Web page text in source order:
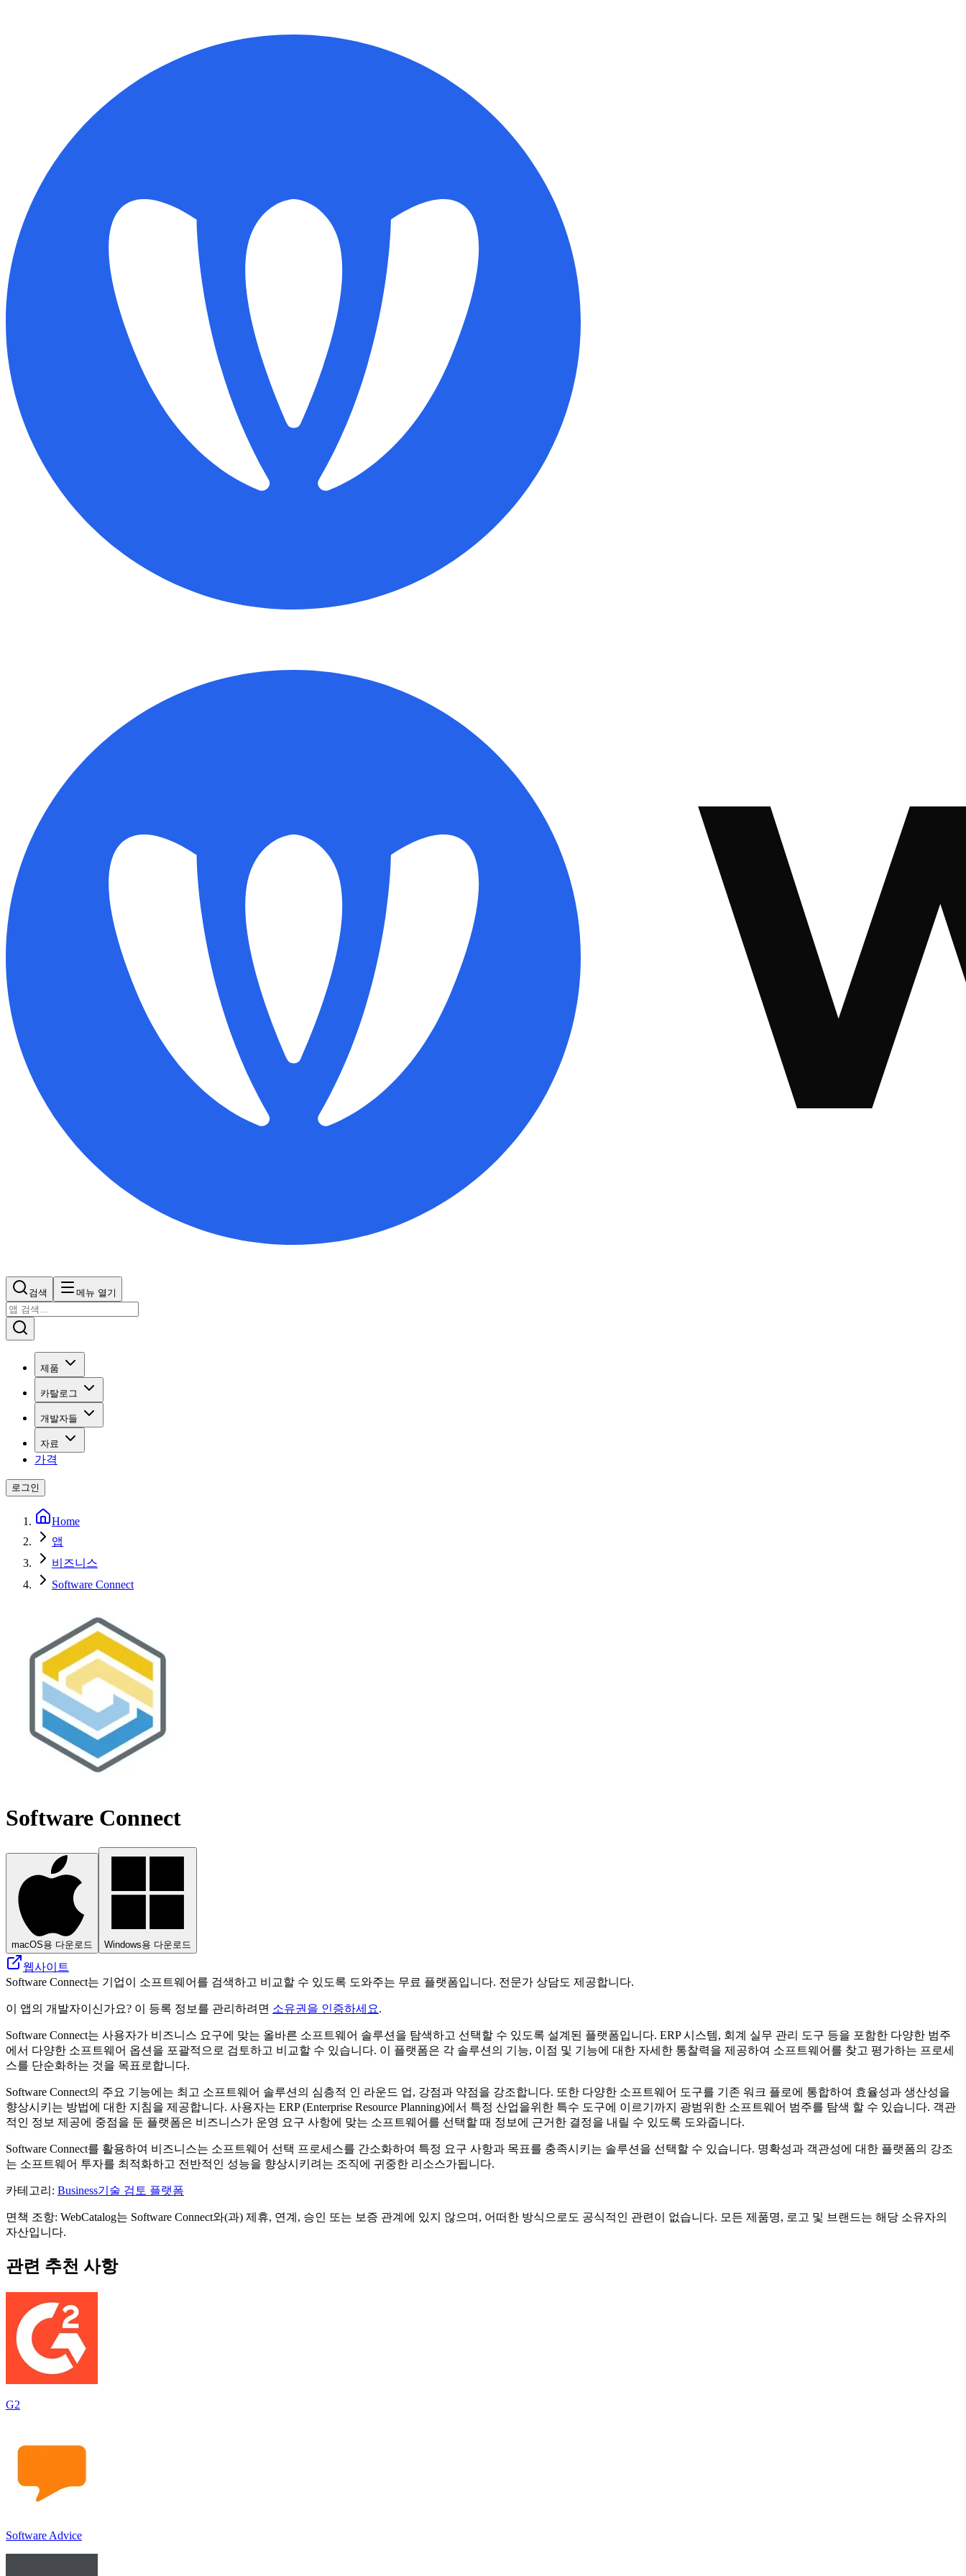
검색 메뉴 열기
제품
카탈로그
개발자들
자료
가격
로그인
Home
앱
비즈니스
Software Connect
Software Connect
macOS용 다운로드 Windows용 다운로드
웹사이트
Software Connect는 기업이 소프트웨어를 검색하고 비교할 수 있도록 도와주는 무료 플랫폼입니다. 전문가 상담도 제공합니다.
이 앱의 개발자이신가요? 이 등록 정보를 관리하려면 소유권을 인증하세요.
Software Connect는 사용자가 비즈니스 요구에 맞는 올바른 소프트웨어 솔루션을 탐색하고 선택할 수 있도록 설계된 플랫폼입니다. ERP 시스템, 회계 실무 관리 도구 등을 포함한 다양한 범주
에서 다양한 소프트웨어 옵션을 포괄적으로 검토하고 비교할 수 있습니다. 이 플랫폼은 각 솔루션의 기능, 이점 및 기능에 대한 자세한 통찰력을 제공하여 소프트웨어를 찾고 평가하는 프로세
스를 단순화하는 것을 목표로합니다.
Software Connect의 주요 기능에는 최고 소프트웨어 솔루션의 심층적 인 라운드 업, 강점과 약점을 강조합니다. 또한 다양한 소프트웨어 도구를 기존 워크 플로에 통합하여 효율성과 생산성을
향상시키는 방법에 대한 지침을 제공합니다. 사용자는 ERP (Enterprise Resource Planning)에서 특정 산업을위한 특수 도구에 이르기까지 광범위한 소프트웨어 범주를 탐색 할 수 있습니다. 객관
적인 정보 제공에 중점을 둔 플랫폼은 비즈니스가 운영 요구 사항에 맞는 소프트웨어를 선택할 때 정보에 근거한 결정을 내릴 수 있도록 도와줍니다.
Software Connect를 활용하여 비즈니스는 소프트웨어 선택 프로세스를 간소화하여 특정 요구 사항과 목표를 충족시키는 솔루션을 선택할 수 있습니다. 명확성과 객관성에 대한 플랫폼의 강조
는 소프트웨어 투자를 최적화하고 전반적인 성능을 향상시키려는 조직에 귀중한 리소스가됩니다.
카테고리 : Business기술 검토 플랫폼
면책 조항: WebCatalog는 Software Connect와(과) 제휴, 연계, 승인 또는 보증 관계에 있지 않으며, 어떠한 방식으로도 공식적인 관련이 없습니다. 모든 제품명, 로고 및 브랜드는 해당 소유자의
자산입니다.
관련 추천 사항
G2
Software Advice